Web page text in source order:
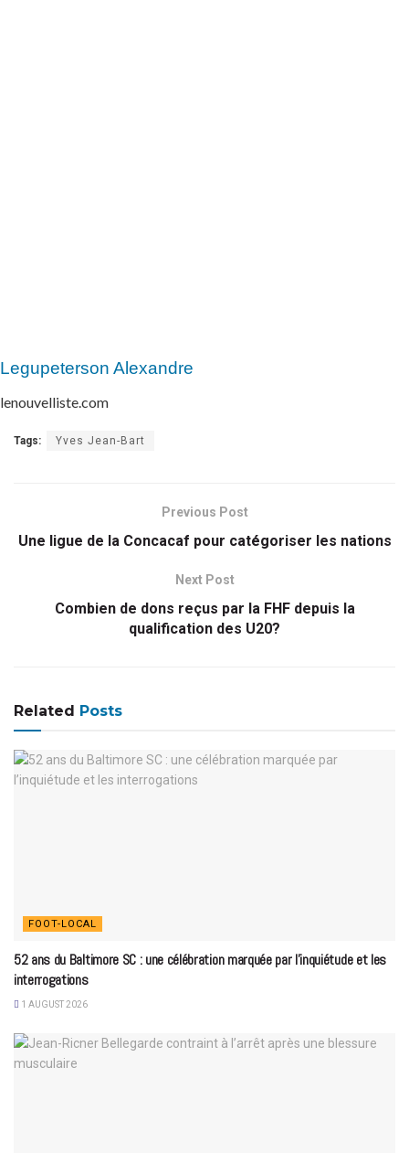
Legupeterson Alexandre
lenouvelliste.com
Tags: Yves Jean-Bart
Previous Post
Une ligue de la Concacaf pour catégoriser les nations
Next Post
Combien de dons reçus par la FHF depuis la
qualification des U20?
Related Posts
FOOT-LOCAL
52 ans du Baltimore SC : une célébration marquée par l’inquiétude et les
interrogations
1 AUGUST 2026